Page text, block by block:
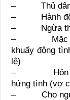
– Thủ
– Hành
– Ngừa
– Mặc quần
khuấy động
lệ)
– Hôn hít
hứng tình (vợ
– Cho người